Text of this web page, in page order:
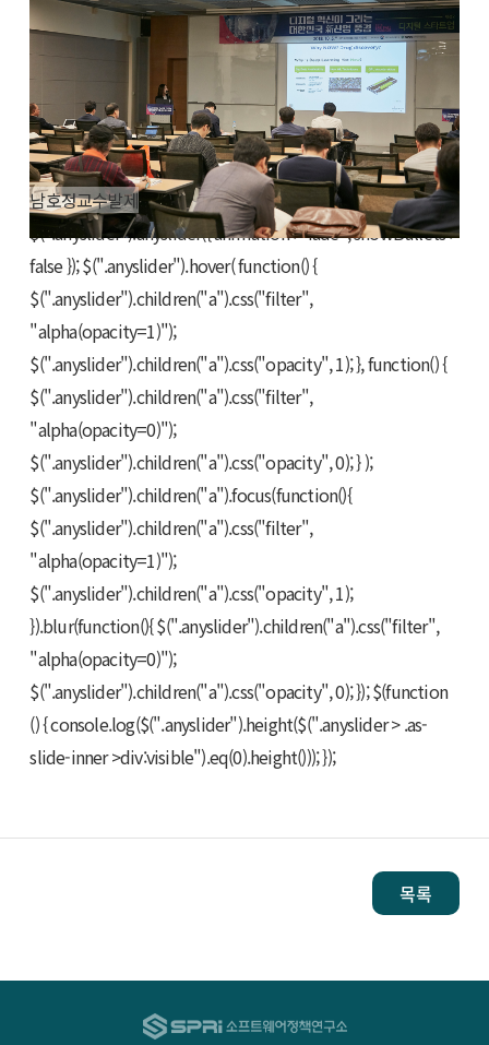
남호정교수발제
$(".anyslider").anyslider({ animation : "fade", showBullets :
false }); $(".anyslider").hover( function() {
$(".anyslider").children("a").css("filter",
"alpha(opacity=1)");
$(".anyslider").children("a").css("opacity", 1); }, function() {
$(".anyslider").children("a").css("filter",
"alpha(opacity=0)");
$(".anyslider").children("a").css("opacity", 0); } );
$(".anyslider").children("a").focus(function(){
$(".anyslider").children("a").css("filter",
"alpha(opacity=1)");
$(".anyslider").children("a").css("opacity", 1);
}).blur(function(){ $(".anyslider").children("a").css("filter",
"alpha(opacity=0)");
$(".anyslider").children("a").css("opacity", 0); }); $(function
() { console.log($(".anyslider").height($(".anyslider > .as-
slide-inner >div:visible").eq(0).height())); });
목록